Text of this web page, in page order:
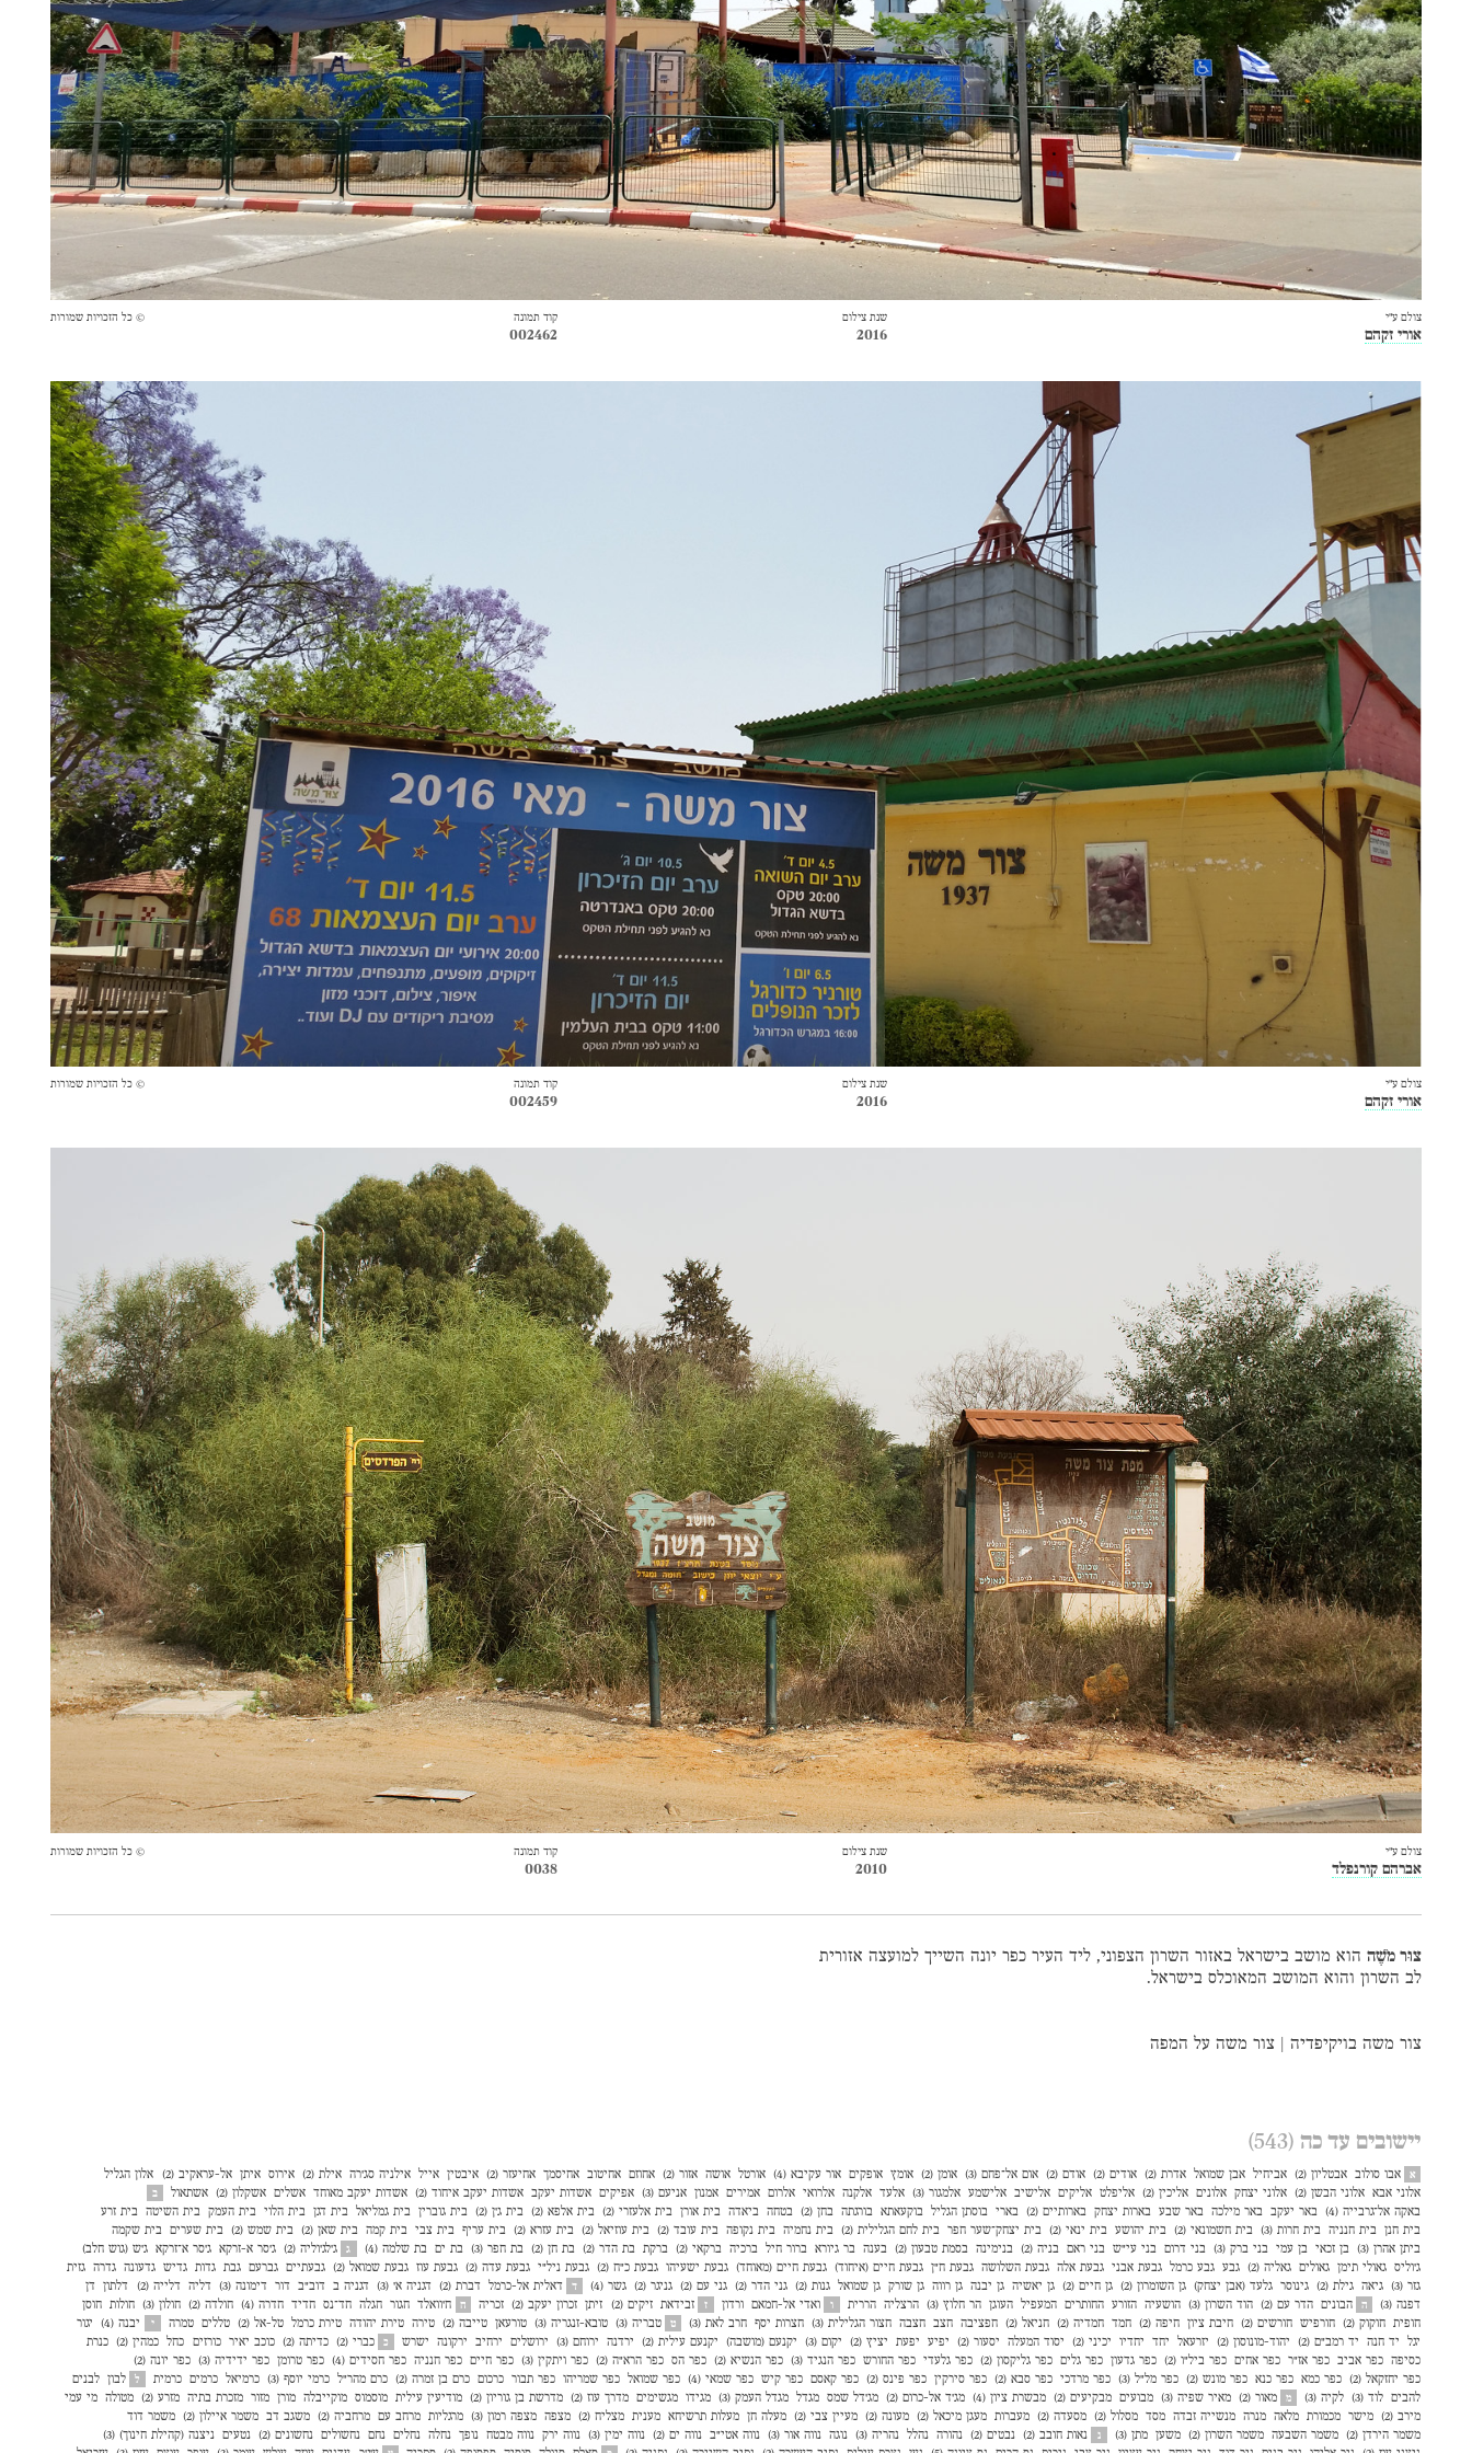
צולם ע״י
אורי זקהם
שנת צילום
2016
קוד תמונה
002462
© כל הזכויות שמורות
צולם ע״י
אורי זקהם
שנת צילום
2016
קוד תמונה
002459
© כל הזכויות שמורות
צולם ע״י
אברהם קורנפלד
שנת צילום
2010
קוד תמונה
0038
© כל הזכויות שמורות
צוּר מֹשֶׁה הוא מושב בישראל באזור השרון הצפוני, ליד העיר כפר יונה השייך למועצה אזורית
לב השרון והוא המושב המאוכלס בישראל.
צור משה בויקיפדיה |צור משה על המפה
יישובים עד כה (543)
א אבו סולוב אבטליון (2) אביחיל אבן שמואל אדרת (2) אודים (2) אודם (2) אום אל־פחם (3) אומן (2) אומץ אופקים אור עקיבא (4) אורטל אושה אזור (2) אחוזם אחיטוב אחיסמך אחיעזר (2) איבטין אייל אילניה סג׳רה אילת (2) אירוס איתן אל-עראקיב (2)
אלון הגליל
אלוני אבא
אלוני הבשן (2) אלוני יצחק אלונים אליכין (2) אליפלט אליקים אלישיב אלישמע אלמגור (3) אלעד אלקנה אלרואי אלרום אמירים אמנון אניעם (3) אפיקים אשדות יעקב אשדות יעקב איחוד (2) אשדות יעקב מאוחד אשלים אשקלון (2) אשתאול ב
באקה אל־גרבייה (4) באר יעקב באר מילכה באר שבע בארות יצחק בארותיים (2) בארי בוסתן הגליל בוקעאתא בורגתה בחן (2) בטחה ביאדה בית אורן בית אלעזרי (2) בית אלפא (2) בית ג'ן (2) בית גוברין בית גמליאל בית דגן בית הלוי בית העמק בית השיטה
בית זרע
בית חנן
בית חנניה בית חרות (3) בית חשמונאי (2) בית יהושע בית ינאי (2) בית יצחק־שער חפר בית לחם הגלילית (2) בית נחמיה בית נקופה בית עובד (2) בית עוזיאל (2) בית עזרא (2) בית עריף בית צבי בית קמה בית שאן (2) בית שמש (2) בית שערים
בית שקמה
ביתן אהרן (3)
בן זכאי בן עמי בני ברק (3) בני דרום בני עי״ש בני ראם בניה (2) בנימינה בסמת טבעון (2) בענה בר גיורא ברור חיל ברכיה ברקאי (2) ברקת בת הדר (2) בת חן (2) בת חפר (3) בת ים בת שלמה (4) ג ג'לג'וליה (2) ג'סר א-זרקא ג'סר א־זרקא
ג'ש (גוש חלב)
ג׳וליס
גאולי תימן גאולים גאליה (2) גבע גבע כרמל גבעת אבני גבעת אלה גבעת השלושה גבעת ח"ן גבעת חיים (איחוד) גבעת חיים (מאוחד) גבעת ישעיהו גבעת כ"ח (2) גבעת ניל"י גבעת עדה (2) גבעת עוז גבעת שמואל (2) גבעתיים גברעם גבת גדות גדיש גדעונה גדרה
גזית
גזר (3)
גיאה גילת (2) גינוסר גלעד (אבן יצחק) גן השומרון (2) גן חיים (2) גן יאשיה גן יבנה גן רווה גן שורק גן שמואל גנות (2) גני הדר (2) גני עם (2) גניגר (2) גשר (4) ד דאלית אל-כרמל דברת (2) דגניה א׳ (3) דגניה ב דוב"ב דור דימונה (3) דליה דלייה (2) דלתון
דן
דפנה (3)
ה הבונים הדר עם (2) הוד השרון (3) הושעיה הזורע החותרים המעפיל העוגן הר חלוץ (3) הרצליה הררית ו ואדי אל-חמאם ורדון ז זבידאת זיקים (2) זיתן זכרון יעקב (2) זכריה ח ח'וואלד חגור חגלה חד־נס חדיד חדרה (4) חולדה (2) חולון (3) חולות
חוסן
חופית
חוקוק (2) חורפיש חורשים (2) חיבת ציון חיפה (2) חמד חמדיה (2) חניאל (2) חפציבה חצב חצבה חצור הגלילית (3) חצרות יסף חרב לאת (3) ט טבריה (3) טובא-זנגריה (3) טורעאן טייבה (2) טירה טירת יהודה טירת כרמל טל-אל (2) טללים טמרה י יבנה (4)
יגור
יגל
יד חנה יד רמב״ם (2) יהוד-מונוסון (2) יזרעאל יחד יחדיו יכיני (2) יסוד המעלה יסעור (2) יפיע יפעת יציץ (2) יקום (3) יקנעם (מושבה) יקנעם עילית (2) ירדנה ירוחם (3) ירושלים ירחיב ירקונה ישרש כ כברי (2) כדיתה (2) כוכב יאיר כורזים כחל כמהין (2)
כנרת
כסיפה
כפר אביב כפר אז"ר כפר אחים כפר ביל"ו (2) כפר גדעון כפר גלים כפר גליקסון (2) כפר גלעדי כפר החורש כפר הנגיד (3) כפר הנשיא (2) כפר הס כפר הרא"ה (2) כפר ויתקין (3) כפר חיים כפר חנניה כפר חסידים (4) כפר טרומן כפר ידידיה (3)
כפר יונה (2)
כפר יחזקאל (2)
כפר כמא כפר כנא כפר מונש (2) כפר מל״ל (3) כפר מרדכי כפר סבא (2) כפר סירקין כפר פינס (2) כפר קאסם כפר קיש כפר שמאי (4) כפר שמואל כפר שמריהו כפר תבור כרכום כרם בן זמרה (2) כרם מהר"ל כרמי יוסף (3) כרמיאל כרמים כרמית ל לבון
לבנים
להבים
לוד (3) לקיה (3) מ מאור (2) מאיר שפיה (3) מבועים מבקיעים (2) מבשרת ציון (4) מג'ד אל-כרום (2) מג'דל שמס מגדל מגדל העמק (3) מגידו מגשימים מדרך עוז (2) מדרשת בן גוריון (2) מודיעין עילית מוסמוס מוקייבלה מורן מזור מזכרת בתיה מזרע (2) מטולה
מי עמי
מירב (2)
מישר מכמורת מלאה מנרה מנשייה זבדה מסד מסלול (2) מסעדה (2) מעברות מעגן מיכאל (2) מעונה (2) מעיין צבי (2) מעלה חן מעלות תרשיחא מענית מצליח (2) מצפה מצפה רמון (3) מרגליות מרחב עם מרחביה (2) משגב דב משמר איילון (2)
משמר דוד
משמר הירדן (2)
משמר השבעה משמר השרון (2) משען מתן (3) נ נאות חובב (2) נבטים (2) נהורה נהלל נהריה (3) נוגה נווה אור (3) נווה אטי״ב נווה ים (2) נווה ימין (3) נווה ירק נווה מבטח נופך נחלה נחלים נחם נחשולים נחשונים (2) נטעים
ניצנה (קהילת חינוך) (3)